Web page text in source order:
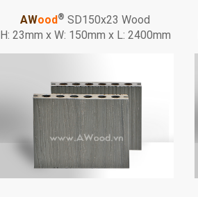
AWood® SD150x23 Wood
H: 23mm x W: 150mm x L: 2400mm